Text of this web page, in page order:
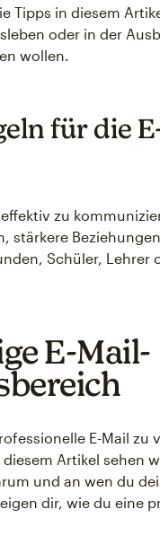
Tipps in diesem
oder in der
wollen.
für die
zu
stärkere
Schüler, Lehrer
E-Mail-
E-Mail zu
Artikel sehen
und an wen du
dir, wie du eine